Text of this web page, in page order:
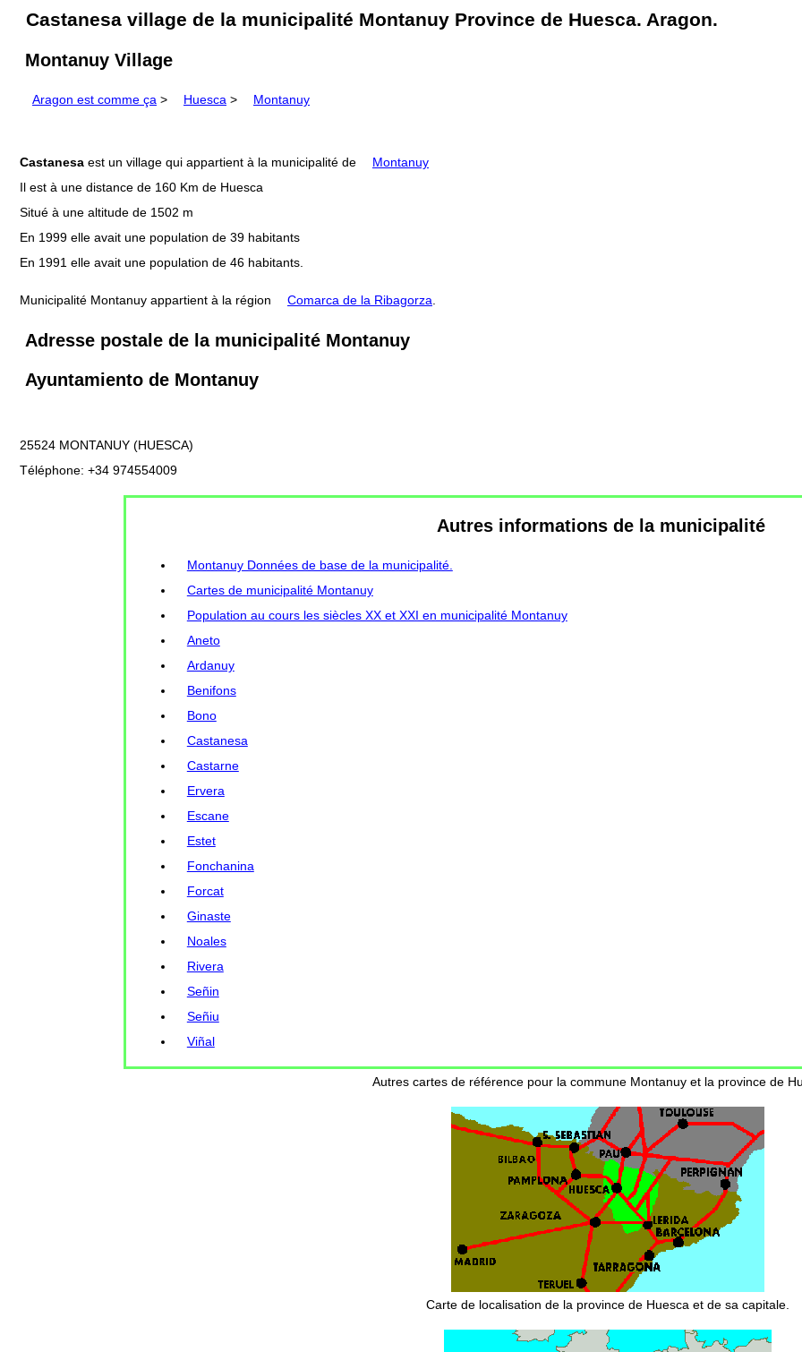
Castanesa village de la municipalité Montanuy Province de Huesca. Aragon.
Montanuy Village
Aragon est comme ça > Huesca > Montanuy
Castanesa est un village qui appartient à la municipalité de
Montanuy
Il est à une distance de 160 Km de Huesca
Situé à une altitude de 1502 m
En 1999 elle avait une population de 39 habitants
En 1991 elle avait une population de 46 habitants.
Municipalité Montanuy appartient à la région Comarca de la Ribagorza
Adresse postale de la municipalité Montanuy
Ayuntamiento de Montanuy
25524 MONTANUY (HUESCA)
Téléphone: +34 974554009
Autres informations de la municipalité
Montanuy Données de base de la municipalité.
Cartes de municipalité Montanuy
Population au cours les siècles XX et XXI en municipalité Montanuy
Aneto
Ardanuy
Benifons
Bono
Castanesa
Castarne
Ervera
Escane
Estet
Fonchanina
Forcat
Ginaste
Noales
Rivera
Señin
Señiu
Viñal
Autres cartes de référence pour la commune Montanuy et la province de
Carte de localisation de la province de Huesca et de sa capitale.